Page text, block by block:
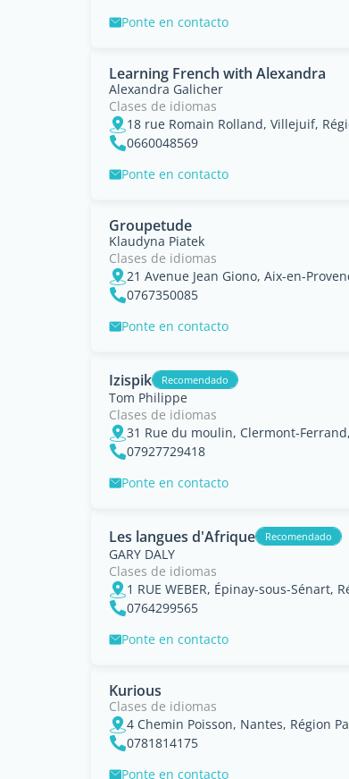
Ponte en contacto
Learning French with Alexandra
Alexandra Galicher
Clases de idiomas
18 rue Romain Rolland, Villejuif,
0660048569
Ponte en contacto
Groupetude
Klaudyna Piatek
Clases de idiomas
21 Avenue Jean Giono, Aix-en-
0767350085
Ponte en contacto
Izispik Recomendado
Tom Philippe
Clases de idiomas
31 Rue du moulin, Clermont-
07927729418
Ponte en contacto
Les langues d'Afrique Recomendado
GARY DALY
Clases de idiomas
1 RUE WEBER, Épinay-sous-Sénart,
0764299565
Ponte en contacto
Kurious
Clases de idiomas
4 Chemin Poisson, Nantes, Région
0781814175
Ponte en contacto